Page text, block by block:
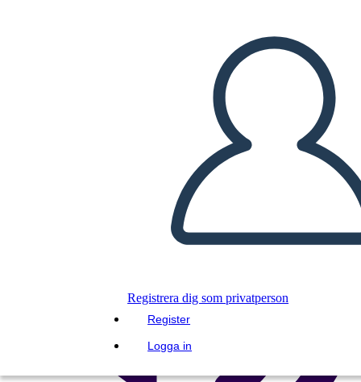
Registrera dig som privatperson
Register
Logga in
SKAPA EN STORYBOARD
SPELA UPP BILDSPEL
LÄS FÖR MIG